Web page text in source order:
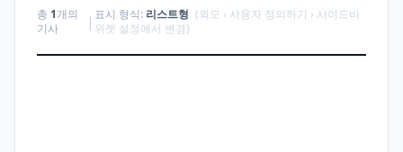
총 1개의
기사
| 표시 형식: 리스트형 (외모 › 사용자 정의하기 › 사이드바
위젯 설정에서 변경)